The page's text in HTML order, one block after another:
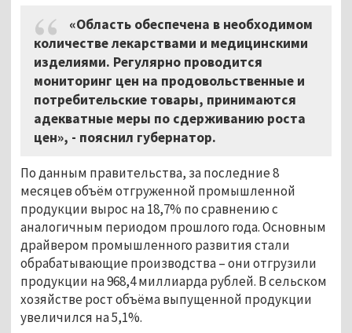
«Область обеспечена в необходимом
количестве лекарствами и медицинскими
изделиями. Регулярно проводится
мониторинг цен на продовольственные и
потребительские товары, принимаются
адекватные меры по сдерживанию роста
цен», - пояснил губернатор.
По данным правительства, за последние 8
месяцев объём отгруженной промышленной
продукции вырос на 18,7% по сравнению с
аналогичным периодом прошлого года. Основным
драйвером промышленного развития стали
обрабатывающие производства – они отгрузили
продукции на 968,4 миллиарда рублей. В сельском
хозяйстве рост объёма выпущенной продукции
увеличился на 5,1%.